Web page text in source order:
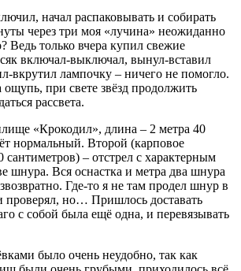
начал распаковывать и собирать
через три моя «лучина» неожиданно
Ведь только вчера купил свежие
включал-выключал, вынул-вставил
вкрутил лампочку – ничего не помогло.
при свете звёзд продолжить
рассвета.
«Крокодил», длина – 2 метра 40
нормальный. Второй (карповое
– отстрел с характерным
шнура. Вся оснастка и метра два шнура
Где-то я не там продел шнур в
проверял, но… Пришлось доставать
с собой была ещё одна, и перевязывать
было очень неудобно, так как